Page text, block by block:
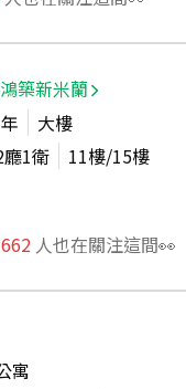
鴻築新米蘭
大樓
1衛 11樓/15樓
662 人也在關注這間👀
寓